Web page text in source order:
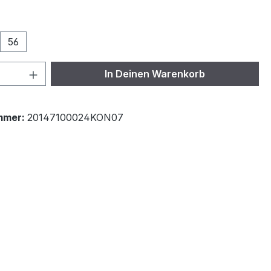
56
Anzahl: Gib den gewünschten Wert
In Deinen Warenkorb
20147100024KON07